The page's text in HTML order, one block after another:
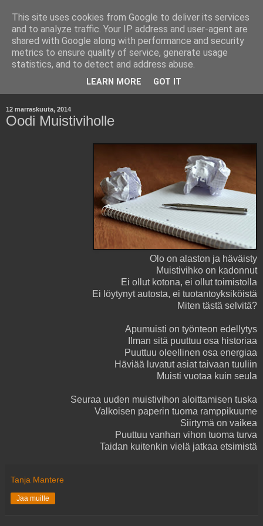
Kara Kuumana -
Johtamisen Jyväsiä
Havaintoja työelämästä ja yritysmaailmasta.
12 marraskuuta, 2014
Oodi Muistiviholle
Olo on alaston ja häväisty
Muistivihko on kadonnut
Ei ollut kotona, ei ollut toimistolla
Ei löytynyt autosta, ei tuotantoyksiköistä
Miten tästä selvitä?
Apumuisti on työnteon edellytys
Ilman sitä puuttuu osa historiaa
Puuttuu oleellinen osa energiaa
Häviää luvatut asiat taivaan tuuliin
Muisti vuotaa kuin seula
Seuraa uuden muistivihon aloittamisen tuska
Valkoisen paperin tuoma ramppikuume
Siirtymä on vaikea
Puuttuu vanhan vihon tuoma turva
Taidan kuitenkin vielä jatkaa etsimistä
Tanja Mantere
Jaa muille
This site uses cookies from Google to deliver its services
and to analyze traffic. Your IP address and user-agent are
shared with Google along with performance and security
metrics to ensure quality of service, generate usage
statistics, and to detect and address abuse.
LEARN MORE GOT IT